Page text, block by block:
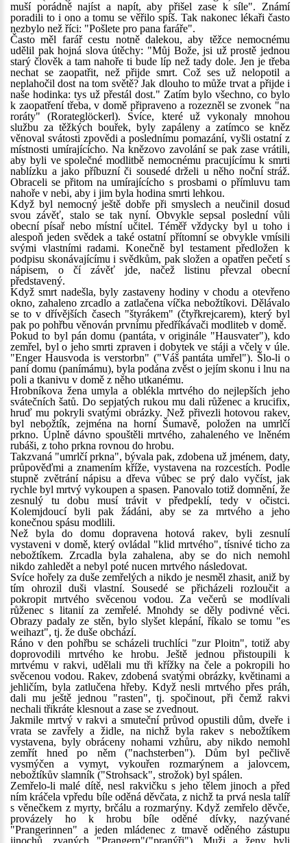
muší porádně najíst a napít, aby přišel zase k síle". Známí
poradili to i ono a tomu se věřilo spíš. Tak nakonec lékaři často
nezbylo než říci: "Pošlete pro pana faráře".
Často měl farář cestu notně dalekou, aby těžce nemocnému
udělil pak hojná slova útěchy: "Můj Bože, jsi už prostě jednou
starý člověk a tam nahoře ti bude líp než tady dole. Jen je třeba
nechat se zaopatřit, než přijde smrt. Což ses už nelopotil a
neplahočil dost na tom světě? Jak dlouho to může trvat a přijde i
naše hodinka: tys už přestál dost." Zatím bylo všechno, co bylo
k zaopatření třeba, v domě připraveno a rozezněl se zvonek "na
roráty" (Rorateglöckerl). Svíce, které už vykonaly mnohou
službu za těžkých bouřek, byly zapáleny a zatímco se kněz
věnoval svátosti zpovědi a poslednímu pomazání, vyšli ostatní z
místnosti umírajícícho. Na knězovo zavolání se pak zase vrátili,
aby byli ve společné modlitbě nemocnému pracujícímu k smrti
nablízku a jako příbuzní či sousedé drželi u něho noční stráž.
Obraceli se přitom na umírajícícho s prosbami o přímluvu tam
nahoře v nebi, aby i jim byla hodina smrti lehkou.
Když byl nemocný ještě dobře při smyslech a neučinil dosud
svou závěť, stalo se tak nyní. Obvykle sepsal poslední vůli
obecní písař nebo místní učitel. Téměř vždycky byl u toho i
alespoň jeden svědek a také ostatní přítomní se obvykle vmísili
svými vlastními radami. Konečně byl testament předložen k
podpisu skonávajícímu i svědkům, pak složen a opatřen pečetí s
nápisem, o čí závěť jde, načež listinu převzal obecní
představený.
Když smrt nadešla, byly zastaveny hodiny v chodu a otevřeno
okno, zahaleno zrcadlo a zatlačena víčka nebožtíkovi. Dělávalo
se to v dřívějších časech "štyrákem" (čtyřkrejcarem), který byl
pak po pohřbu věnován prvnímu předříkávači modliteb v domě.
Pokud to byl pán domu (pantáta, v originále "Hausvater"), kdo
zemřel, byl o jeho smrti zpraven i dobytek ve stáji a včely v úle.
"Enger Hausvoda is verstorbn" ("Váš pantáta umřel"). Šlo-li o
paní domu (panímámu), byla podána zvěst o jejím skonu i lnu na
poli a tkanivu v domě z něho utkanému.
Hrobníkova žena umyla a oblékla mrtvého do nejlepších jeho
svátečních šatů. Do sepjatých rukou mu dali růženec a krucifix,
hruď mu pokryli svatými obrázky. Než přivezli hotovou rakev,
byl nebožtík, zejména na horní Šumavě, položen na umrlčí
prkno. Úplně dávno spouštěli mrtvého, zahaleného ve lněném
rubáši, z toho prkna rovnou do hrobu.
Takzvaná "umrlčí prkna", bývala pak, zdobena už jménem, daty,
průpověďmi a znamením kříže, vystavena na rozcestích. Podle
stupně zvětrání nápisu a dřeva vůbec se prý dalo vyčíst, jak
rychle byl mrtvý vykoupen a spasen. Panovalo totiž domnění, že
zesnulý tu dobu musí trávit v předpeklí, tedy v očistci.
Kolemjdoucí byli pak žádáni, aby se za mrtvého a jeho
konečnou spásu modlili.
Než byla do domu dopravena hotová rakev, byli zesnulí
vystaveni v domě, který ovládal "klid mrtvého", tísnivé ticho za
nebožtíkem. Zrcadla byla zahalena, aby se do nich nemohl
nikdo zahledět a nebyl poté nucen mrtvého následovat.
Svíce hořely za duše zemřelých a nikdo je nesměl zhasit, aniž by
tím ohrozil duši vlastní. Sousedé se přicházeli rozloučit a
pokropit mrtvého svěcenou vodou. Za večerů se modlívali
růženec s litanií za zemřelé. Mnohdy se děly podivné věci.
Obrazy padaly ze stěn, bylo slyšet klepání, říkalo se tomu "es
weihazt", tj. že duše obchází.
Ráno v den pohřbu se scházeli truchlíci "zur Ploitn", totiž aby
doprovodili mrtvého ke hrobu. Ještě jednou přistoupili k
mrtvému v rakvi, udělali mu tři křížky na čele a pokropili ho
svěcenou vodou. Rakev, zdobená svatými obrázky, květinami a
jehličím, byla zatlučena hřeby. Když nesli mrtvého přes práh,
dali mu ještě jednou "rasten", tj. spočinout, při čemž rakvi
nechali třikráte klesnout a zase se zvednout.
Jakmile mrtvý v rakvi a smuteční průvod opustili dům, dveře i
vrata se zavřely a židle, na nichž byla rakev s nebožtíkem
vystavena, byly obráceny nohami vzhůru, aby nikdo nemohl
zemřít hned po něm ("nachsterben"). Dům byl pečlivě
vysmýčen a vymyt, vykouřen rozmarýnem a jalovcem,
nebožtíkův slamník ("Strohsack", strožok) byl spálen.
Zemřelo-li malé dítě, nesl rakvičku s jeho tělem jinoch a před
ním kráčela vpředu bíle oděná děvčata, z nichž ta prvá nesla talíř
s věnečkem z myrty, brčálu a rozmarýny. Když zemřelo děvče,
provázely ho k hrobu bíle oděné dívky, nazývané
"Prangerinnen" a jeden mládenec z tmavě oděného zástupu
jinochů, zvaných "Prangern"("pranýři"). Muži a ženy byli